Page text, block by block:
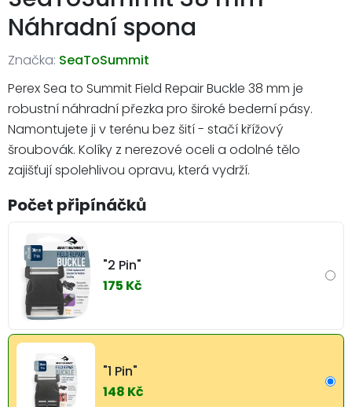
Náhradní spona
Značka: SeaToSummit
Perex Sea to Summit Field Repair Buckle 38 mm je
robustní náhradní přezka pro široké bederní pásy.
Namontujete ji v terénu bez šití - stačí křížový
šroubovák. Kolíky z nerezové oceli a odolné tělo
zajišťují spolehlivou opravu, která vydrží.
Počet připínáčků
"2 Pin"
175 Kč
"1 Pin"
148 Kč